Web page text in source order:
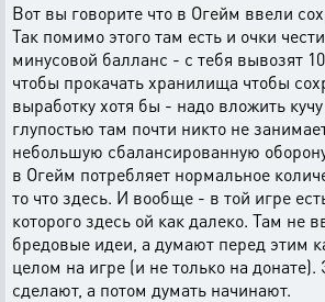
Вот вы говорите что в Огейм ввели
Так помимо этого там есть и очки
минусовой балланс - с тебя вывозят
чтобы прокачать хранилища чтобы
выработку хотя бы - надо вложить
глупостью там почти никто не
небольшую сбалансированную
в Огейм потребляет нормальное
то что здесь. И вообще - в той игре
которого здесь ой как далеко. Там не
бредовые идеи, а думают перед этим
целом на игре (и не только на донате).
сделают, а потом думать начинают.